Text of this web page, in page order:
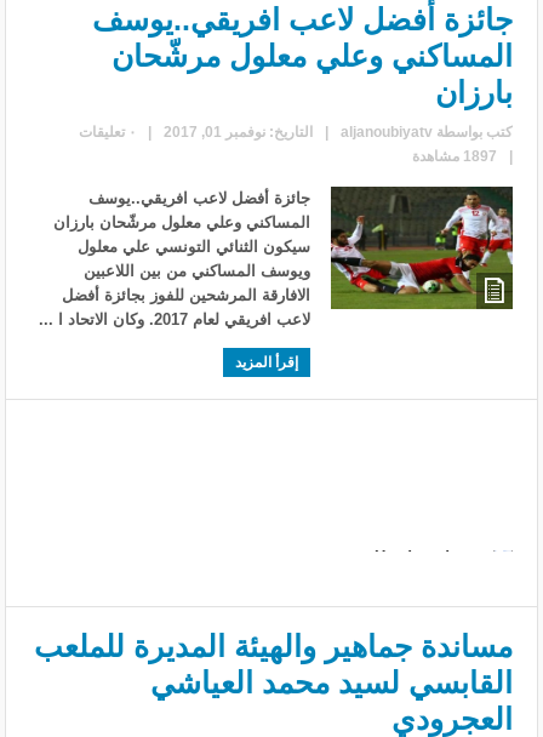
جائزة أفضل لاعب افريقي..يوسف
المساكني وعلي معلول مرشّحان
بارزان
كتب بواسطةaljanoubiyatv
| التاريخ: نوفمبر 01, 2017 |
٠ تعليقات
|
1897 مشاهدة
جائزة أفضل لاعب افريقي..يوسف
المساكني وعلي معلول مرشّحان بارزان
سيكون الثنائي التونسي علي معلول
ويوسف المساكني من بين اللاعبين
الافارقة المرشحين للفوز بجائزة أفضل
لاعب افريقي لعام 2017. وكان الاتحاد ا ...
إقرأ المزيد
مساندة جماهير والهيئة المديرة للملعب
القابسي لسيد محمد العياشي
العجرودي